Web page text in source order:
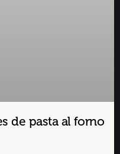
de pasta al forno